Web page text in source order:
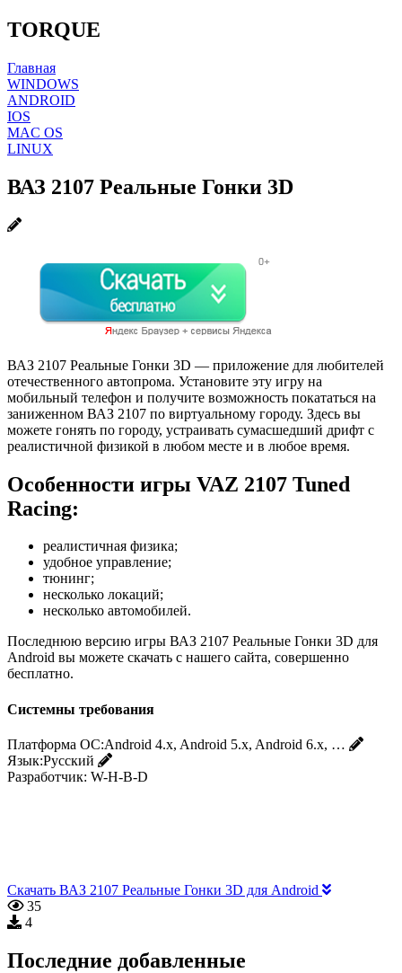
TORQUE
Главная
WINDOWS
ANDROID
IOS
MAC OS
LINUX
ВАЗ 2107 Реальные Гонки 3D
ВАЗ 2107 Реальные Гонки 3D — приложение для любителей
отечественного автопрома. Установите эту игру на
мобильный телефон и получите возможность покататься на
заниженном ВАЗ 2107 по виртуальному городу. Здесь вы
можете гонять по городу, устраивать сумасшедший дрифт с
реалистичной физикой в любом месте и в любое время.
Особенности игры VAZ 2107 Tuned
Racing:
реалистичная физика;
удобное управление;
тюнинг;
несколько локаций;
несколько автомобилей.
Последнюю версию игры ВАЗ 2107 Реальные Гонки 3D для
Android вы можете скачать с нашего сайта, совершенно
бесплатно.
Системны требования
Платформа ОС:Android 4.x, Android 5.x, Android 6.x, …
Язык:Русский
Разработчик: W-H-B-D
Скачать ВАЗ 2107 Реальные Гонки 3D для Android
35
4
Последние добавленные